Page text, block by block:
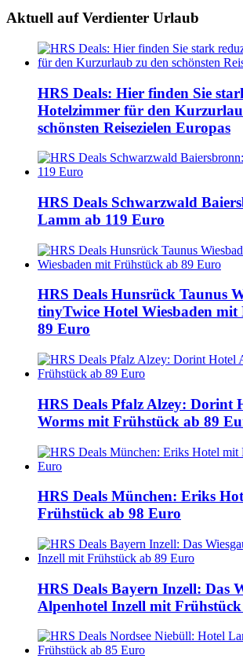
Aktuell auf Verdienter Urlaub
HRS Deals: Hier finden Sie
Hotelzimmer für den
schönsten Reisezielen Europas
HRS Deals Schwarzwald
Lamm ab 119 Euro
HRS Deals Hunsrück Taunus
tinyTwice Hotel Wiesbaden
89 Euro
HRS Deals Pfalz Alzey: Dorint
Worms mit Frühstück ab 89
HRS Deals München: Eriks
Frühstück ab 98 Euro
HRS Deals Bayern Inzell: Das
Alpenhotel Inzell mit